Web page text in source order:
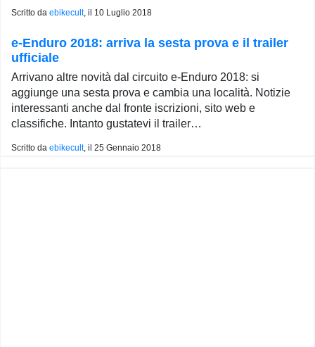
POLICY
Scritto da ebikecult, il 10 Luglio 2018
e-Enduro 2018: arriva la sesta prova e il trailer
ufficiale
Arrivano altre novità dal circuito e-Enduro 2018: si
aggiunge una sesta prova e cambia una località. Notizie
interessanti anche dal fronte iscrizioni, sito web e
classifiche. Intanto gustatevi il trailer…
Scritto da ebikecult, il 25 Gennaio 2018